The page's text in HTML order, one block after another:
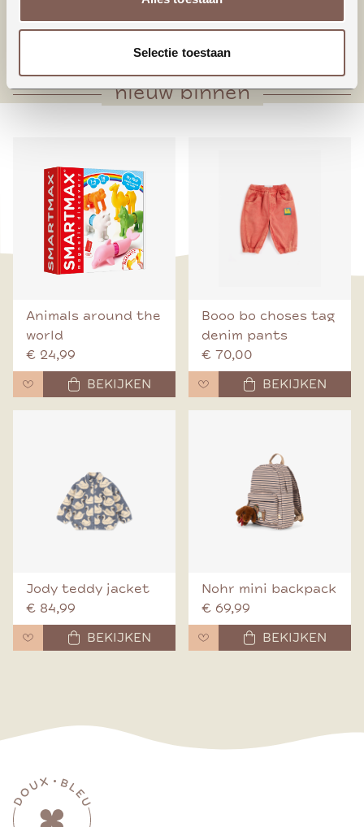
Selectie toestaan
* Zakje voorop
* Taps toelopende pijpen
nieuw binnen
Animals around the
world
€ 24,99
BEKIJKEN
Booo bo choses tag
denim pants
€ 70,00
BEKIJKEN
Jody teddy jacket
€ 84,99
BEKIJKEN
Nohr mini backpack
€ 69,99
BEKIJKEN